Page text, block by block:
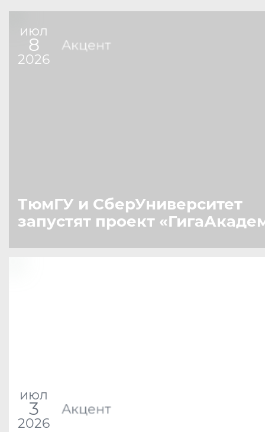
июл
8
2026
Акцент
ТюмГУ и СберУниверситет
запустят проект «
июл
3
2026
Акцент